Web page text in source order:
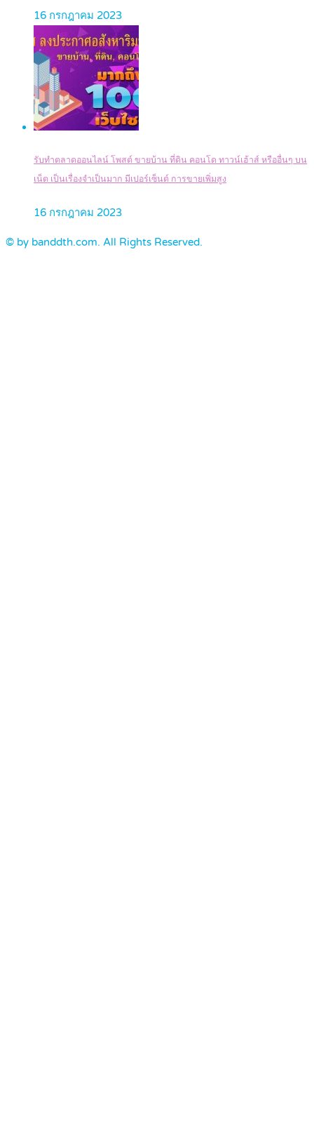
16 กรกฎาคม 2023
รับทำตลาดออนไลน์ โพสต์ ขายบ้าน ที่ดิน คอนโด ทาวน์เฮ้าส์ หรืออื่นๆ บน
เน็ต เป็นเรื่องจำเป็นมาก มีเปอร์เซ็นต์ การขายเพิ่มสูง
16 กรกฎาคม 2023
© by banddth.com. All Rights Reserved.